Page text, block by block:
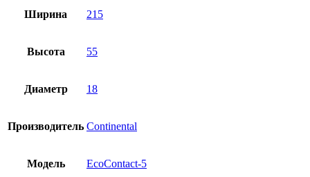
Ширина 215
Высота 55
Диаметр 18
Производитель Continental
Модель EcoContact-5